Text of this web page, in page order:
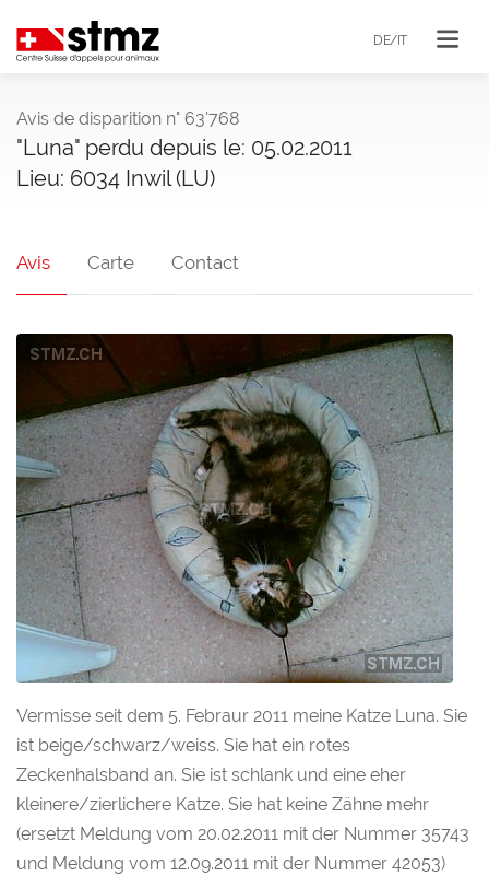
DE/IT
Avis de disparition n° 63'768
"Luna" perdu depuis le: 05.02.2011
Lieu: 6034 Inwil (LU)
Avis Carte Contact
Vermisse seit dem 5. Febraur 2011 meine Katze Luna. Sie
ist beige/schwarz/weiss. Sie hat ein rotes
Zeckenhalsband an. Sie ist schlank und eine eher
kleinere/zierlichere Katze. Sie hat keine Zähne mehr
(ersetzt Meldung vom 20.02.2011 mit der Nummer 35743
und Meldung vom 12.09.2011 mit der Nummer 42053)